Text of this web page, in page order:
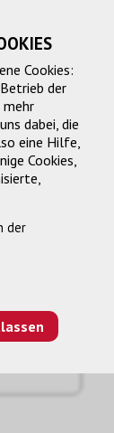
Cookies:
der
mehr
dabei, die
eine Hilfe,
Cookies,
der